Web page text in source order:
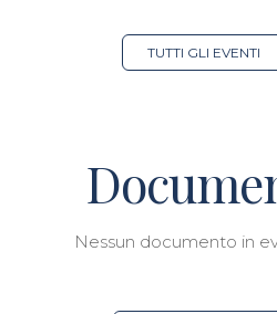
TUTTI GLI EVENTI
Nessun documento in